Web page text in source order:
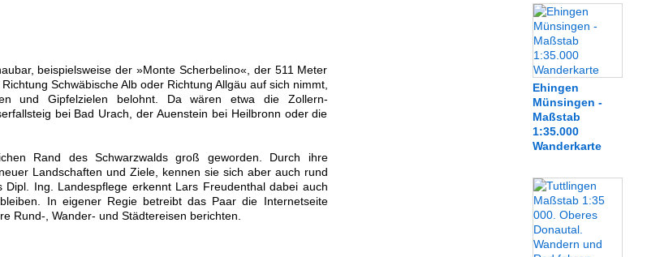
beispielsweise der »Monte Scherbelino«, der 511 Meter
Schwäbische Alb oder Richtung Allgäu auf sich nimmt,
und Gipfelzielen belohnt. Da wären etwa die Zollern-
bei Bad Urach, der Auenstein bei Heilbronn oder die
Rand des Schwarzwalds groß geworden. Durch ihre
Landschaften und Ziele, kennen sie sich aber auch rund
Ing. Landespflege erkennt Lars Freudenthal dabei auch
In eigener Regie betreibt das Paar die Internetseite
Rund-, Wander- und Städtereisen berichten.
Ehingen
Münsingen -
Maßstab
1:35.000
Wanderkarte